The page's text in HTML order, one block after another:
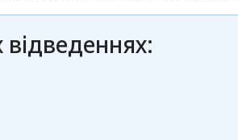
відведеннях: